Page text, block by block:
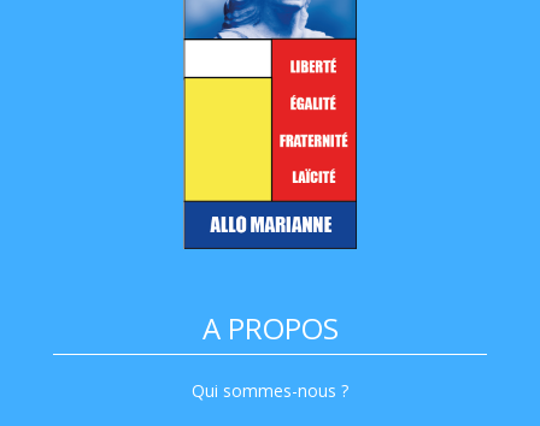
A PROPOS
Qui sommes-nous ?